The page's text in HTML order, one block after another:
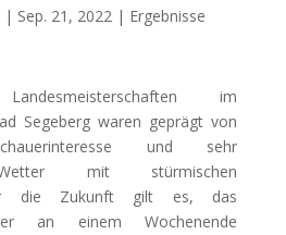
| Sep. 21, 2022| Ergebnisse
im
Segeberg waren geprägt von
und sehr
Wetter mit stürmischen
die Zukunft gilt es, das
an einem Wochenende